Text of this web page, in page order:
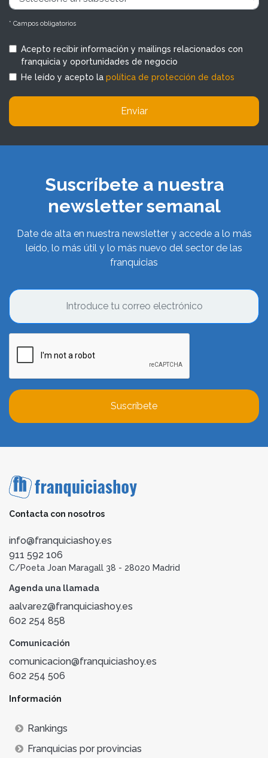
* Campos obligatorios
Acepto recibir información y mailings relacionados con
franquicia y oportunidades de negocio
He leído y acepto la política de protección de datos
Enviar
Suscríbete a nuestra
newsletter semanal
Date de alta en nuestra newsletter y accede a lo más
leído, lo más útil y lo más nuevo del sector de las
franquicias
Suscríbete
Contacta con nosotros
info@franquiciashoy.es
911 592 106
C/Poeta Joan Maragall 38 - 28020 Madrid
Agenda una llamada
aalvarez@franquiciashoy.es
602 254 858
Comunicación
comunicacion@franquiciashoy.es
602 254 506
Información
Rankings
Franquicias por provincias